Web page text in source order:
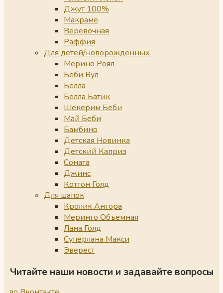
Джут 100%
Макраме
Веревочная
Раффия
Для детей/новорожденных
Мерино Роял
Беби Вул
Белла
Белла Батик
Шекерим Беби
Май Беби
Бамбино
Детская Новинка
Детский Каприз
Соната
Джинс
Коттон Голд
Для шапок
Кролик Ангора
Меринго Объемная
Лана Голд
Суперлана Макси
Эверест
Читайте наши новости и задавайте вопросы